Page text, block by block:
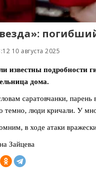
10 августа 2025
известны подробности
дома.
саратовчанки,
темно, люди кричали. У
в ходе атаки
Зайцева